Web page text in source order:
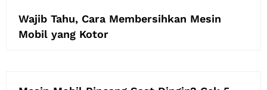
Wajib Tahu, Cara Membersihkan Mesin
Mobil yang Kotor